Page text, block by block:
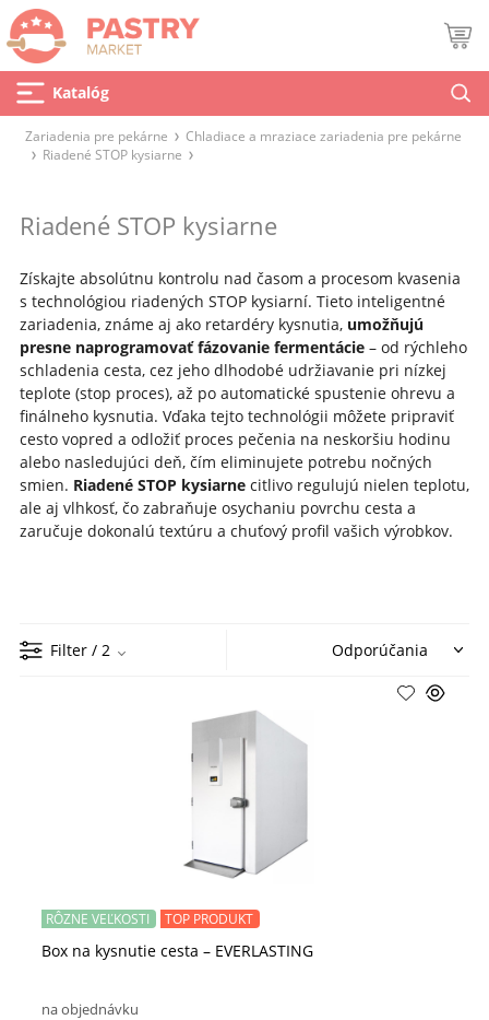
Katalóg
Zariadenia pre pekárne
Chladiace a mraziace zariadenia pre pekárne
Riadené STOP kysiarne
Riadené STOP kysiarne
Získajte absolútnu kontrolu nad časom a procesom kvasenia
s technológiou riadených STOP kysiarní. Tieto inteligentné
zariadenia, známe aj ako retardéry kysnutia, umožňujú
presne naprogramovať fázovanie fermentácie– od rýchleho
schladenia cesta, cez jeho dlhodobé udržiavanie pri nízkej
teplote (stop proces), až po automatické spustenie ohrevu a
finálneho kysnutia. Vďaka tejto technológii môžete pripraviť
cesto vopred a odložiť proces pečenia na neskoršiu hodinu
alebo nasledujúci deň, čím eliminujete potrebu nočných
smien. Riadené STOP kysiarnecitlivo regulujú nielen teplotu,
ale aj vlhkosť, čo zabraňuje osychaniu povrchu cesta a
zaručuje dokonalú textúru a chuťový profil vašich výrobkov.
Filter / 2
Box na kysnutie cesta – EVERLASTING
RÔZNE VEĽKOSTI TOP PRODUKT
na objednávku